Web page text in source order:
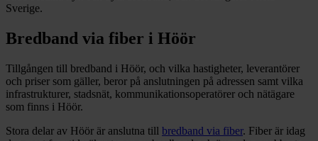
Sverige.
Bredband via fiber i Höör
Tillgången till bredband i Höör, och vilka hastigheter, leverantörer
och priser som gäller, beror på anslutningen på adressen samt vilka
infrastrukturer, stadsnät, kommunikationsoperatörer och nätägare
som finns i Höör.
Stora delar av Höör är anslutna till bredband via fiber. Fiber är idag